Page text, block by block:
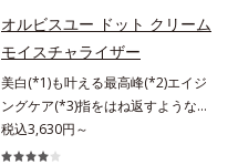
オルビスユー ドット クリーム
モイスチャライザー
美白(*1)も叶える最高峰(*2)エイジ
ングケア(*3)指をはね返すような弾
力感が宿るハリ感 濃密フィットク
リーム。ハリも透明感(*4)も結果主
税込3,630円～